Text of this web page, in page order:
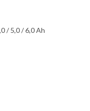
/ 5,0 / 6,0 Ah